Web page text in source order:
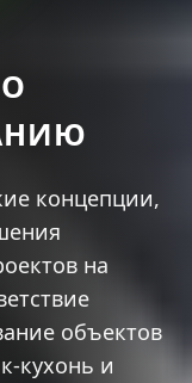
концепции,
на
объектов
кухонь и